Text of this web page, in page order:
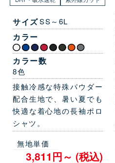
サイズSS～6L
カラー
カラー数
8色
接触冷感な特殊パウダー
配合生地で、暑い夏でも
快適な着心地の長袖ポロ
シャツ。
無地単価
3,811円～ (税込)